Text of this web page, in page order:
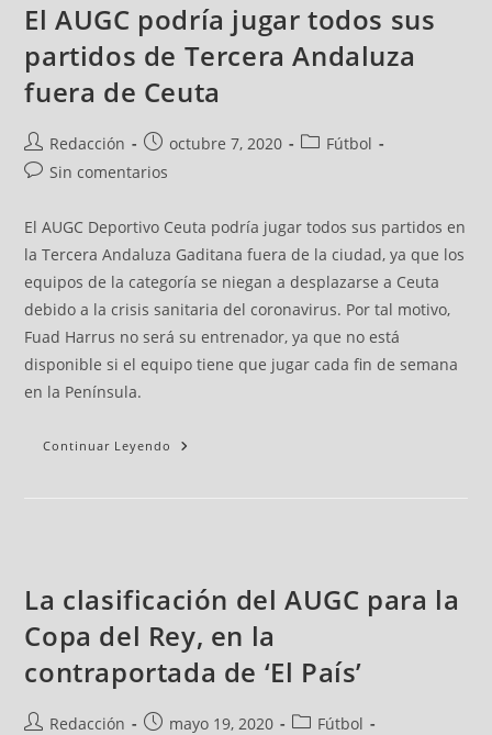
El AUGC podría jugar todos sus
partidos de Tercera Andaluza
fuera de Ceuta
Redacción octubre 7, 2020
Fútbol
Sin comentarios
El AUGC Deportivo Ceuta podría jugar todos sus partidos en
la Tercera Andaluza Gaditana fuera de la ciudad, ya que los
equipos de la categoría se niegan a desplazarse a Ceuta
debido a la crisis sanitaria del coronavirus. Por tal motivo,
Fuad Harrus no será su entrenador, ya que no está
disponible si el equipo tiene que jugar cada fin de semana
en la Península.
Continuar Leyendo
La clasificación del AUGC para la
Copa del Rey, en la
contraportada de ‘El País’
Redacción mayo 19, 2020
Fútbol